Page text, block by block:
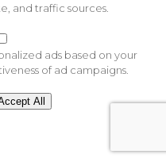
and traffic sources.
ads based on your
of ad campaigns.
All